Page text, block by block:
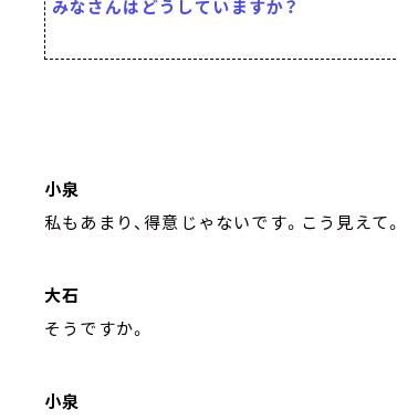
みなさんはどうしていますか？
小泉
私もあまり、得意じゃないです。こう見えて。
大石
そうですか。
小泉